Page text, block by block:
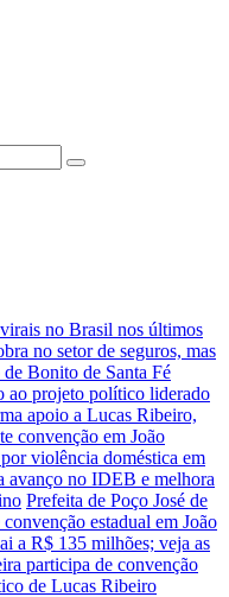
no Brasil nos últimos
no setor de seguros, mas
Bonito de Santa Fé
ao projeto político liderado
apoio a Lucas Ribeiro,
convenção em João
violência doméstica em
avanço no IDEB e melhora
Prefeita de Poço José de
estadual em João
a R$ 135 milhões; veja as
participa de convenção
de Lucas Ribeiro